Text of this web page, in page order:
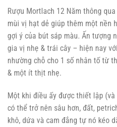
Rượu Mortlach 12 Năm thông
mùi vị hạt dẻ giúp thêm một nền
gợi ý của bút sáp màu. Ấn tượng
gia vị nhẹ & trái cây – hiện nay
nhường chỗ cho 1 số nhân tố từ
& một ít thịt nhẹ.
Một khi điều ấy được thiết lập
có thể trở nên sâu hơn, đất,
khô, dứa và cam đắng tự nó kéo